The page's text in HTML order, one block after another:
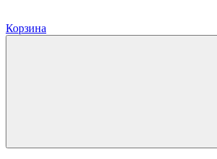
Корзина